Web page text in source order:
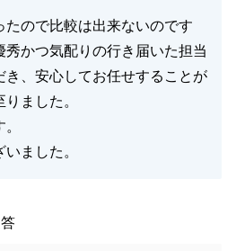
たので比較は出来ないのです
秀かつ気配りの行き届いた担当
き、安心してお任せすることが
ました。
ました。